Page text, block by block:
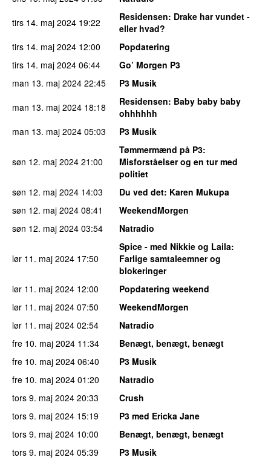
tirs 14. maj 2024 19:22 Residensen: Drake har vundet -
eller hvad?
tirs 14. maj 2024 12:00
Popdatering
tirs 14. maj 2024 06:44
Go’ Morgen P3
man 13. maj 2024 22:45
P3 Musik
man 13. maj 2024 18:18 Residensen: Baby baby baby
ohhhhhh
man 13. maj 2024 05:03 P3 Musik
søn 12. maj 2024 21:00
Tømmermænd på P3:
Misforståelser og en tur med
politiet
søn 12. maj 2024 14:03 Du ved det: Karen Mukupa
søn 12. maj 2024 08:41
WeekendMorgen
søn 12. maj 2024 03:54 Natradio
lør 11. maj 2024 17:50
Spice - med Nikkie og Laila:
Farlige samtaleemner og
blokeringer
lør 11. maj 2024 12:00
Popdatering weekend
lør 11. maj 2024 07:50
WeekendMorgen
lør 11. maj 2024 02:54
Natradio
fre 10. maj 2024 11:34
Benægt, benægt, benægt
fre 10. maj 2024 06:40
P3 Musik
fre 10. maj 2024 01:20
Natradio
tors 9. maj 2024 20:33
Crush
tors 9. maj 2024 15:19
P3 med Ericka Jane
tors 9. maj 2024 10:00
Benægt, benægt, benægt
tors 9. maj 2024 05:39
P3 Musik